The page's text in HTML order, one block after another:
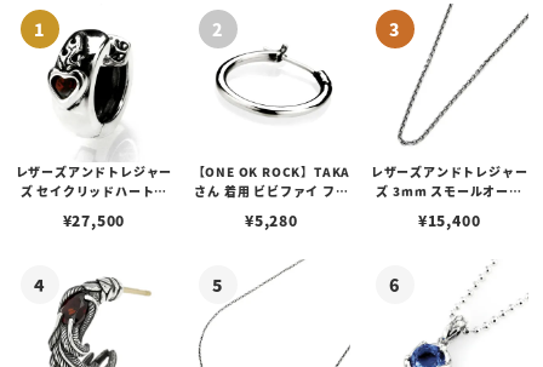
レザーズアンドトレジャー
ズ セイクリッドハートピ
¥27,500
【ONE OK ROCK】TAKA
さん 着用 ビビファイ フー
¥5,280
レザーズアンドトレジャー
ズ 3mm スモールオーバ
ブスタークラスプ＆LTロ
¥15,400